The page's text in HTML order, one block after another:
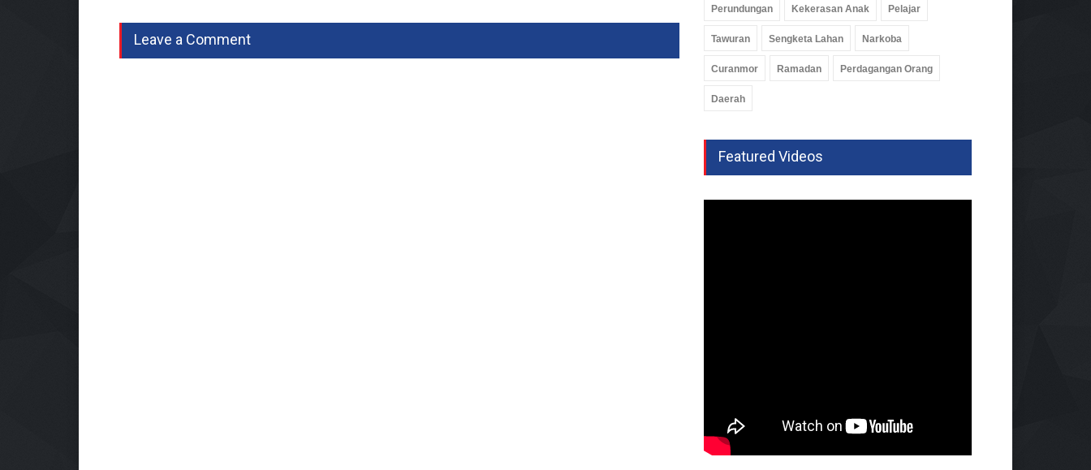
Leave a Comment
Perundungan Kekerasan Anak Pelajar
Tawuran Sengketa Lahan Narkoba
Curanmor Ramadan Perdagangan Orang
Daerah
Featured Videos